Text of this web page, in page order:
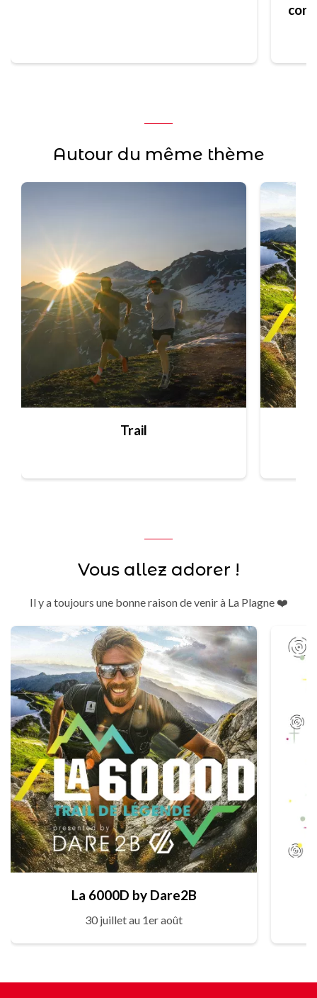
Autour du même thème
Trail
Vous allez adorer !
Il y a toujours une bonne raison de venir à La Plagne ❤️
La 6000D by Dare2B
30 juillet au 1er août